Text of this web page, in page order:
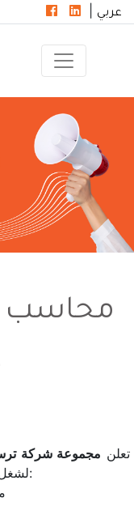
عربي
محاسب
تعلن مجموعة شركة
لشغل المسمى الوظيفي ضمن المتطلبات التالية: